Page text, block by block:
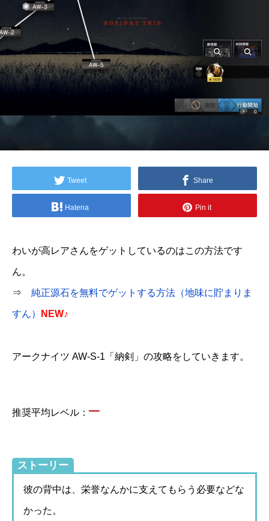
Tweet Share
Hatena Pin it
わいが高レアさんをゲットしているのはこの方法です
ん。
⇒ 純正源石を無料でゲットする方法（地味に貯まりま
すん） NEW♪
アークナイツ AW-S-1「納剣」の攻略をしていきます。
推奨平均レベル： –
ストーリー
彼の背中は、栄誉なんかに支えてもらう必要などな
かった。